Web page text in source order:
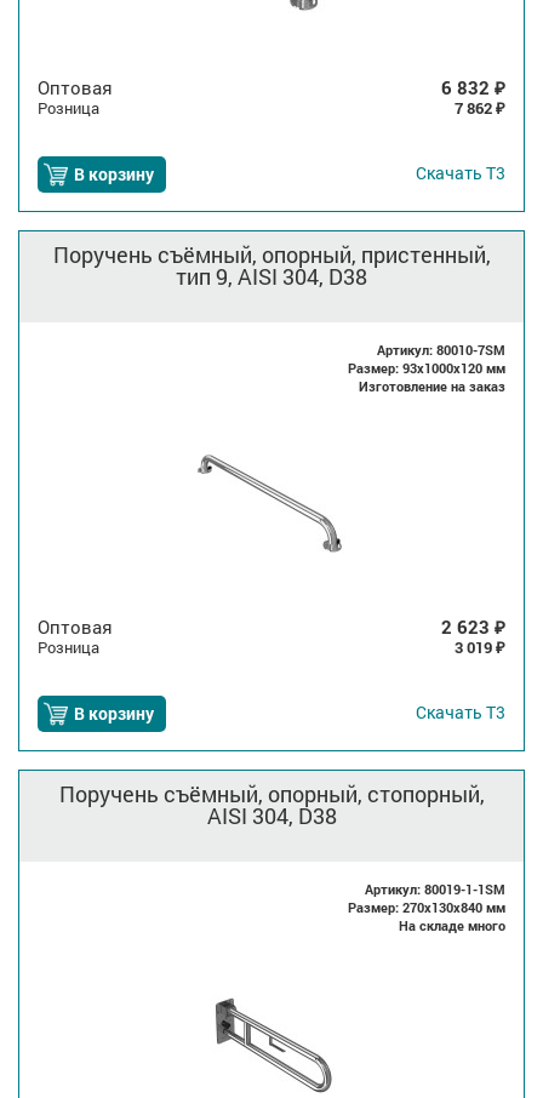
Оптовая 6 832 ₽
Розница 7 862 ₽
В корзину Скачать Т3
Поручень съёмный, опорный, пристенный,
тип 9, AISI 304, D38
Артикул: 80010-7SM
Размер: 93x1000x120 мм
Изготовление на заказ
Оптовая 2 623 ₽
Розница 3 019 ₽
В корзину Скачать Т3
Поручень съёмный, опорный, стопорный,
AISI 304, D38
Артикул: 80019-1-1SM
Размер: 270x130x840 мм
На складе много